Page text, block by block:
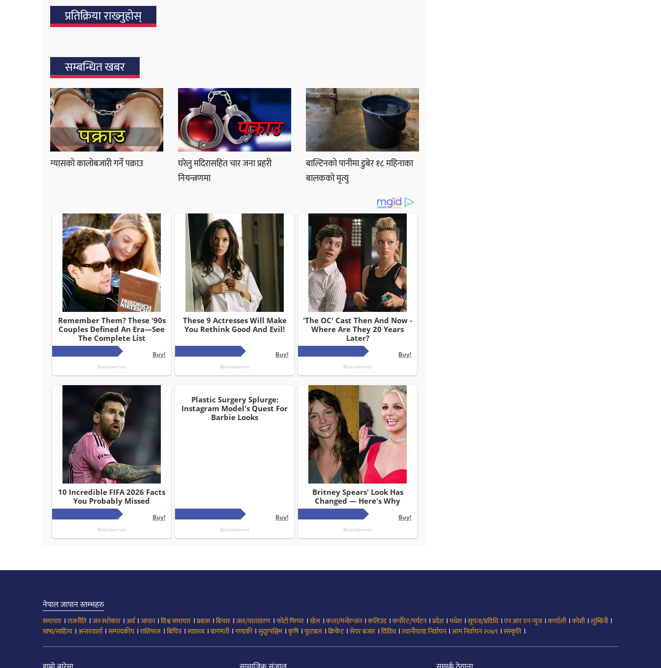
प्रतिक्रिया राख्‍नुहोस्
सम्बन्धित खबर
ग्यासको कालोबजारी गर्ने पक्राउ
घरेलु मदिरासहित चार जना प्रहरी
नियन्त्रणमा
बाल्टिनको पानीमा डुबेर १८ महिनाका
बालकको मृत्यु
नेपाल जापान स्तम्भहरु
समाचार ।राजनीति ।जन सरोकार ।अर्थ।जापान।विश्व समाचार ।प्रबास।बिचार ।जल/वातावरण ।फोटो फिचर ।खेल ।कला/मनोरन्जन।कलिउड।कर्पोरेट/पर्यटन।प्रदेश।मधेश।सूचना/प्रविधि।एन आर एन न्युज।कर्णाली।कोशी।लुम्बिनी।
भाषा/साहित्य ।अन्तरवार्ता।सम्पादकीय ।राशिफल ।बिचित्र।स्वास्थ्य ।बागमती।गण्डकी।सुदूरपश्चिम ।कृषि।फूटबल ।क्रिकेट।सेयर बजार ।विविध।स्थानीयतह निर्वाचन।आम निर्वाचन २०७९ ।संस्कृति ।